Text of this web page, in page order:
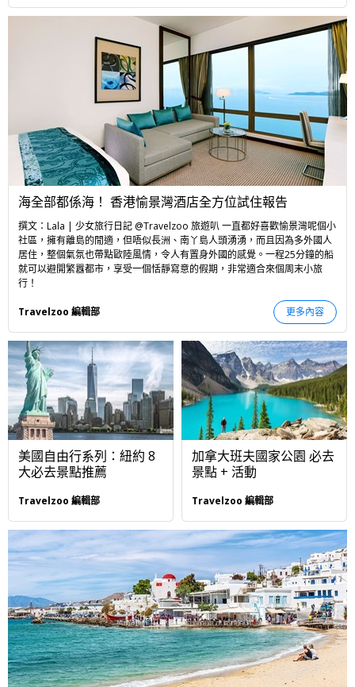
海全部都係海！ 香港愉景灣酒店全方位試住報告
撰文：Lala | 少女旅行日記 @Travelzoo 旅遊叭 一直都好喜歡愉景灣呢個小
社區，擁有離島的閒適，但唔似長洲、南丫島人頭湧湧，而且因為多外國人
居住，整個氣氛也帶點歐陸風情，令人有置身外國的感覺。一程25分鐘的船
就可以避開繁囂都市，享受一個恬靜寫意的假期，非常適合來個周末小旅
行！
更多內容
Travelzoo 編輯部
美國自由行系列：紐約 8
大必去景點推薦
Travelzoo 編輯部
加拿大班夫國家公園 必去
景點 + 活動
Travelzoo 編輯部